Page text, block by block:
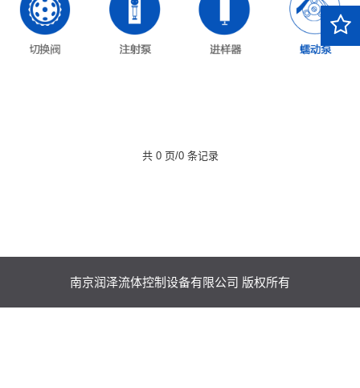
共 0 页/0 条记录
南京润泽流体控制设备有限公司 版权所有